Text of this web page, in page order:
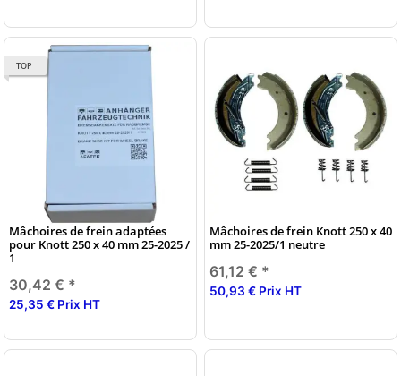
TOP
Mâchoires de frein adaptées
pour Knott 250 x 40 mm 25-2025 /
1
30,42 € *
25,35 € Prix HT
Mâchoires de frein Knott 250 x 40
mm 25-2025/1 neutre
61,12 € *
50,93 € Prix HT